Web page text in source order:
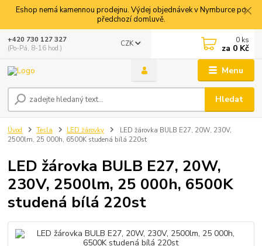
Eshop nemá kamennou prodejnu. Výdej objednávek v Nymburce po
předchozí domluvě.
Menu
CZK
Hledat
+420 730 127 327
(Po-Pá, 8-16 hod.)
0 ks
za 0 Kč
Úvod Tesla LED žárovky
LED žárovka BULB E27, 20W, 230V,
2500lm, 25 000h, 6500K studená bílá 220st
LED žárovka BULB E27, 20W,
230V, 2500lm, 25 000h, 6500K
studená bílá 220st